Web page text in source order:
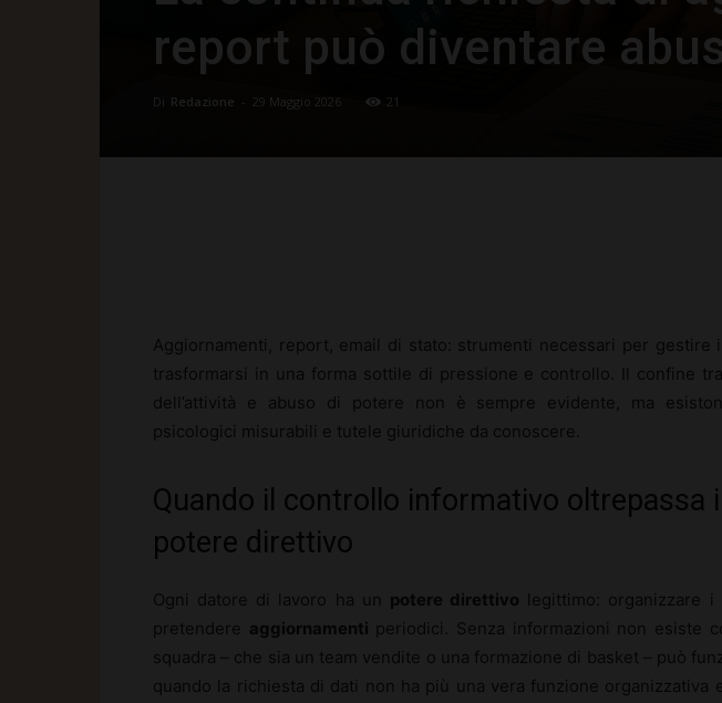
report può diventare
Di Redazione 29 Maggio 2026 21
Aggiornamenti, report, email di stato: strumenti necessari per gestire
trasformarsi in una forma sottile di pressione e controllo. Il confine
dell’attività e abuso di potere non è sempre evidente, ma
psicologici misurabili e tutele giuridiche da conoscere.
Quando il controllo informativo oltrepassa
potere direttivo
Ogni datore di lavoro ha un potere direttivo legittimo: organizzare i
pretendere aggiornamenti periodici. Senza informazioni non esiste
squadra – che sia un team vendite o una formazione di basket – può
quando la richiesta di dati non ha più una vera funzione organizzativa